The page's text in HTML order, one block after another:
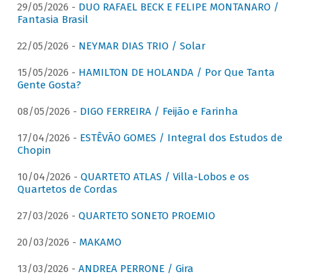
29/05/2026 - DUO RAFAEL BECK E FELIPE MONTANARO /
Fantasia Brasil
22/05/2026 - NEYMAR DIAS TRIO / Solar
15/05/2026 - HAMILTON DE HOLANDA / Por Que Tanta
Gente Gosta?
08/05/2026 - DIGO FERREIRA / Feijão e Farinha
17/04/2026 - ESTÊVÃO GOMES / Integral dos Estudos de
Chopin
10/04/2026 - QUARTETO ATLAS / Villa-Lobos e os
Quartetos de Cordas
27/03/2026 - QUARTETO SONETO PROEMIO
20/03/2026 - MAKAMO
13/03/2026 - ANDREA PERRONE / Gira